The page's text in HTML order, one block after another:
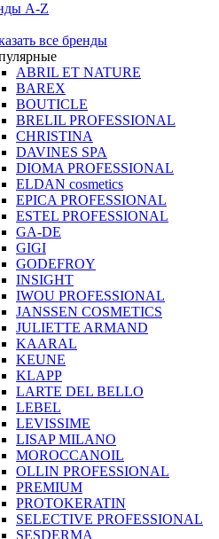
A-Z
все бренды
ABRIL ET NATURE
BAREX
BOUTICLE
BRELIL PROFESSIONAL
CHRISTINA
DAVINES SPA
DIOMA PROFESSIONAL
ELDAN cosmetics
EPICA PROFESSIONAL
ESTEL PROFESSIONAL
GA-DE
GIGI
GODEFROY
INSIGHT
IWOU PROFESSIONAL
JANSSEN COSMETICS
JULIETTE ARMAND
KAARAL
KEUNE
KLAPP
LARTE DEL BELLO
LEBEL
LEVISSIME
LISAP MILANO
MOROCCANOIL
OLLIN PROFESSIONAL
PREMIUM
PROTOKERATIN
SELECTIVE PROFESSIONAL
SESDERMA